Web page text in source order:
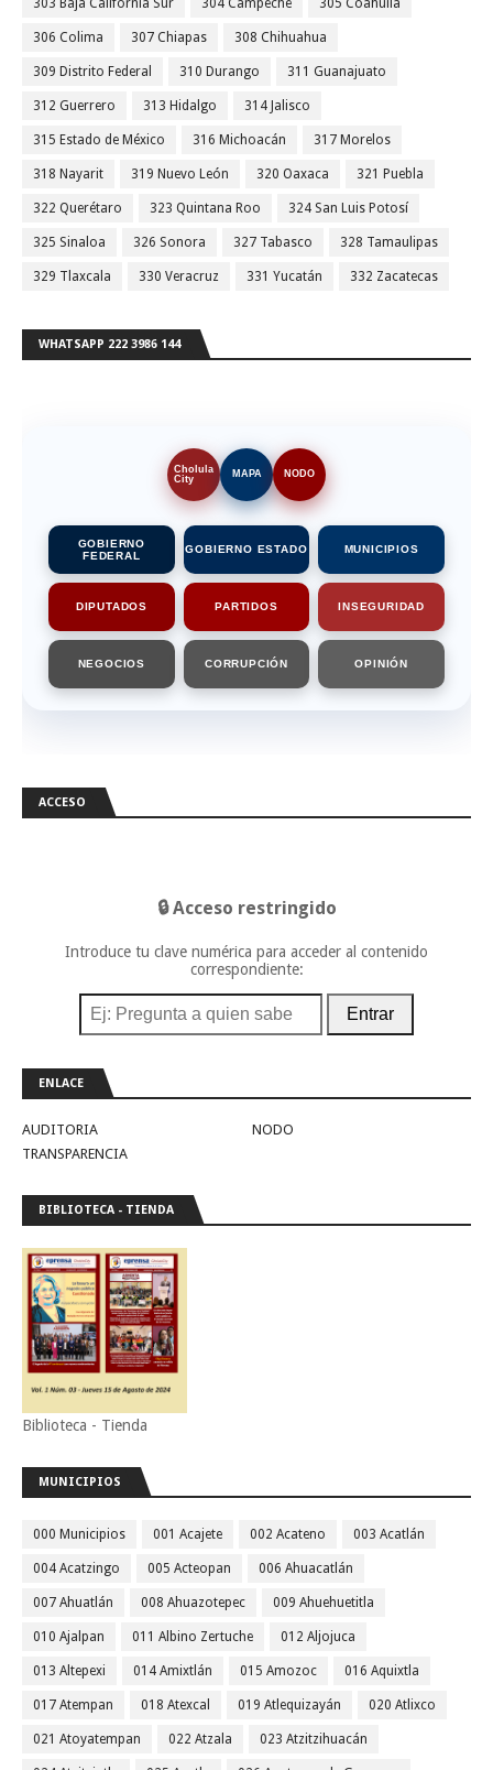
306 Colima 307 Chiapas 308 Chihuahua
309 Distrito Federal 310 Durango 311 Guanajuato
312 Guerrero 313 Hidalgo 314 Jalisco
315 Estado de México 316 Michoacán 317 Morelos
318 Nayarit 319 Nuevo León 320 Oaxaca 321 Puebla
322 Querétaro 323 Quintana Roo 324 San Luis Potosí
325 Sinaloa 326 Sonora 327 Tabasco 328 Tamaulipas
329 Tlaxcala 330 Veracruz 331 Yucatán 332 Zacatecas
WHATSAPP 222 3986 144
Cholula
City
MAPA NODO
GOBIERNO
FEDERAL
GOBIERNO ESTADO MUNICIPIOS
DIPUTADOS PARTIDOS INSEGURIDAD
NEGOCIOS CORRUPCIÓN OPINIÓN
ACCESO
🔒 Acceso restringido
Introduce tu clave numérica para acceder al contenido
correspondiente:
Entrar
ENLACE
AUDITORIA
NODO
TRANSPARENCIA
BIBLIOTECA - TIENDA
Biblioteca - Tienda
MUNICIPIOS
000 Municipios 001 Acajete 002 Acateno 003 Acatlán
004 Acatzingo 005 Acteopan 006 Ahuacatlán
007 Ahuatlán 008 Ahuazotepec 009 Ahuehuetitla
010 Ajalpan 011 Albino Zertuche 012 Aljojuca
013 Altepexi 014 Amixtlán 015 Amozoc 016 Aquixtla
017 Atempan 018 Atexcal 019 Atlequizayán 020 Atlixco
021 Atoyatempan 022 Atzala 023 Atzitzihuacán